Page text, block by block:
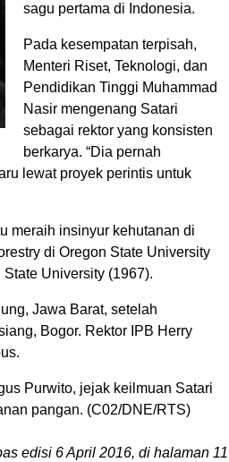
sagu pertama di Indonesia.
Pada kesempatan terpisah,
Menteri Riset, Teknologi, dan
Pendidikan Tinggi Muhammad
Nasir mengenang Satari
sebagai rektor yang konsisten
berkarya. “Dia pernah
lewat proyek perintis untuk
meraih insinyur kehutanan di
di Oregon State University
University (1967).
Jawa Barat, setelah
Bogor. Rektor IPB Herry
Purwito, jejak keilmuan Satari
pangan. (C02/DNE/RTS)
edisi 6 April 2016, di halaman 11